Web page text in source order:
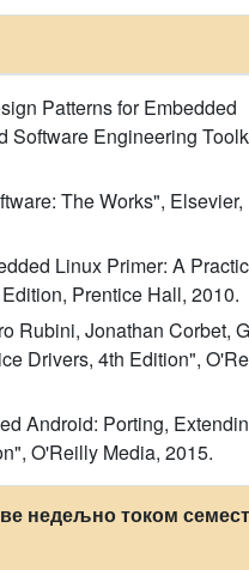
Patterns for Embedded
Software Engineering
The Works", Elsevier,
Linux Primer: A
Prentice Hall, 2010.
Rubini, Jonathan Corbet,
Drivers, 4th Edition",
Android: Porting,
O'Reilly Media, 2015.
недељно током